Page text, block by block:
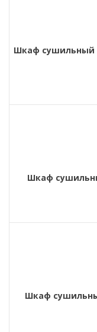
Шкаф сушильный
Шкаф
Шкаф